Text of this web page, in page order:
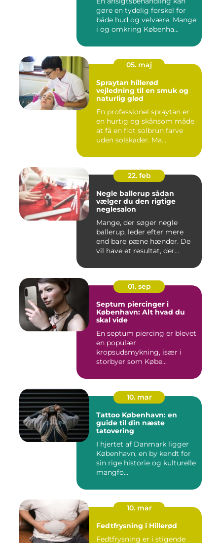
gøre en tydelig forskel for
både hud og velvære. Mange
i og omkring Københa...
05. maj
Spraytan hillerød
vejledning til en smuk og
naturlig glød
En professionel spraytan er
en hurtig og skånsom måde
at få en flot solbrun farve
uden solskader. Ma...
22. feb
Negle ballerup sådan
vælger du den rigtige
neglesalon
Mange, der søger negle
ballerup, leder efter mere
end bare pæne hænder. De
vil have et resultat, der...
01. sep
Septum piercinger i
København: Alt hvad du
skal vide
En septum piercing er blevet
en populær
kropsudsmykning, især i
storbyer som Købe...
10. mar
Tattoo København: en
guide til din næste
tatovering
I hjertet af Danmark ligger
København, en by kendt for
sin rige historie og kulturelle
mangfo...
10. mar
Fedtfrysning i Hillerød
Fedtfrysning er i stigende